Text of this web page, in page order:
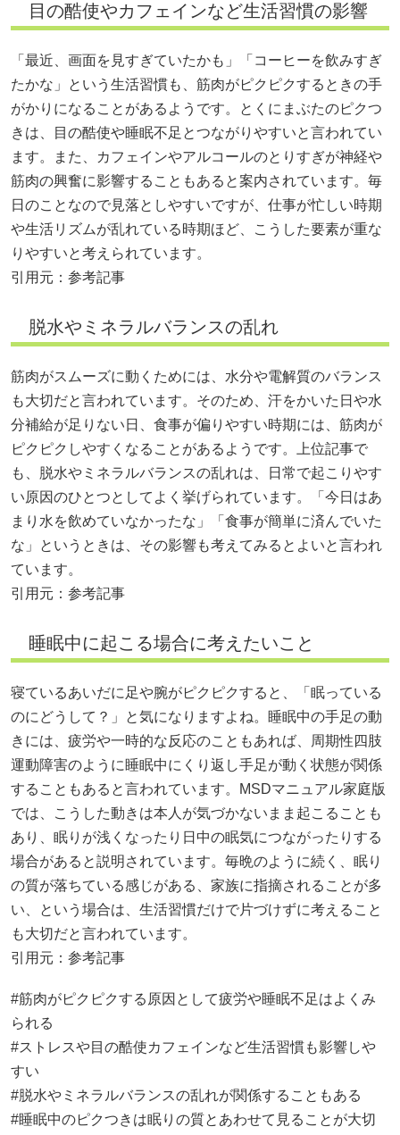
目の酷使やカフェインなど生活習慣の影響
「最近、画面を見すぎていたかも」「コーヒーを飲みすぎ
たかな」という生活習慣も、筋肉がピクピクするときの手
がかりになることがあるようです。とくにまぶたのピクつ
きは、目の酷使や睡眠不足とつながりやすいと言われてい
ます。また、カフェインやアルコールのとりすぎが神経や
筋肉の興奮に影響することもあると案内されています。毎
日のことなので見落としやすいですが、仕事が忙しい時期
や生活リズムが乱れている時期ほど、こうした要素が重な
りやすいと考えられています。
引用元：参考記事
脱水やミネラルバランスの乱れ
筋肉がスムーズに動くためには、水分や電解質のバランス
も大切だと言われています。そのため、汗をかいた日や水
分補給が足りない日、食事が偏りやすい時期には、筋肉が
ピクピクしやすくなることがあるようです。上位記事で
も、脱水やミネラルバランスの乱れは、日常で起こりやす
い原因のひとつとしてよく挙げられています。「今日はあ
まり水を飲めていなかったな」「食事が簡単に済んでいた
な」というときは、その影響も考えてみるとよいと言われ
ています。
引用元：参考記事
睡眠中に起こる場合に考えたいこと
寝ているあいだに足や腕がピクピクすると、「眠っている
のにどうして？」と気になりますよね。睡眠中の手足の動
きには、疲労や一時的な反応のこともあれば、周期性四肢
運動障害のように睡眠中にくり返し手足が動く状態が関係
することもあると言われています。MSDマニュアル家庭版
では、こうした動きは本人が気づかないまま起こることも
あり、眠りが浅くなったり日中の眠気につながったりする
場合があると説明されています。毎晩のように続く、眠り
の質が落ちている感じがある、家族に指摘されることが多
い、という場合は、生活習慣だけで片づけずに考えること
も大切だと言われています。
引用元：参考記事
#筋肉がピクピクする原因として疲労や睡眠不足はよくみ
られる
#ストレスや目の酷使カフェインなど生活習慣も影響しや
すい
#脱水やミネラルバランスの乱れが関係することもある
#睡眠中のピクつきは眠りの質とあわせて見ることが大切